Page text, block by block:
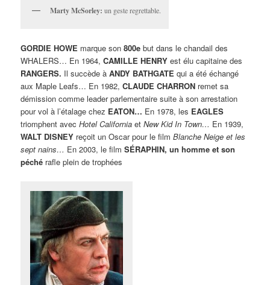
Marty McSorley: un geste regrettable.
GORDIE HOWE marque son800e but dans le chandail des
WHALERS… En 1964,CAMILLE HENRY est élu capitaine des
RANGERS. Il succède àANDY BATHGATE qui a été échangé
aux Maple Leafs… En 1982,CLAUDE CHARRON remet sa
démission comme leader parlementaire suite à son arrestation
pour vol à l’étalage chez EATON… En 1978, les EAGLES
triomphent avecHotel CaliforniaetNew Kid In Town… En 1939,
WALT DISNEY reçoit un Oscar pour le filmBlanche Neige et les
sept nains… En 2003, le filmSÉRAPHIN, un homme et son
péché rafle plein de trophées